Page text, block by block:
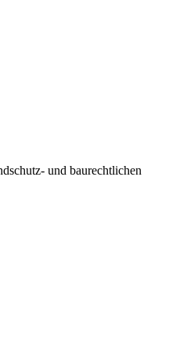
und baurechtlichen